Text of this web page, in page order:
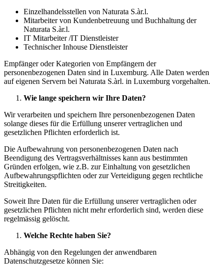
Einzelhandelsstellen von Naturata S.àr.l.
Mitarbeiter von Kundenbetreuung und Buchhaltung der
Naturata S.àr.l.
IT Mitarbeiter /IT Dienstleister
Technischer Inhouse Dienstleister
Empfänger oder Kategorien von Empfängern der
personenbezogenen Daten sind in Luxemburg. Alle Daten werden
auf eigenen Servern bei Naturata S.àrl. in Luxemburg vorgehalten.
Wie lange speichern wir Ihre Daten?
Wir verarbeiten und speichern Ihre personenbezogenen Daten
solange dieses für die Erfüllung unserer vertraglichen und
gesetzlichen Pflichten erforderlich ist.
Die Aufbewahrung von personenbezogenen Daten nach
Beendigung des Vertragsverhältnisses kann aus bestimmten
Gründen erfolgen, wie z.B. zur Einhaltung von gesetzlichen
Aufbewahrungspflichten oder zur Verteidigung gegen rechtliche
Streitigkeiten.
Soweit Ihre Daten für die Erfüllung unserer vertraglichen oder
gesetzlichen Pflichten nicht mehr erforderlich sind, werden diese
regelmässig gelöscht.
Welche Rechte haben Sie?
Abhängig von den Regelungen der anwendbaren
Datenschutzgesetze können Sie: